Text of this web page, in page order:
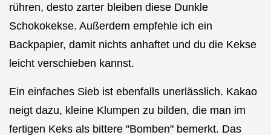
rühren, desto zarter bleiben diese Dunkle
Schokokekse. Außerdem empfehle ich ein
Backpapier, damit nichts anhaftet und du die Kekse
leicht verschieben kannst.
Ein einfaches Sieb ist ebenfalls unerlässlich. Kakao
neigt dazu, kleine Klumpen zu bilden, die man im
fertigen Keks als bittere "Bomben" bemerkt. Das